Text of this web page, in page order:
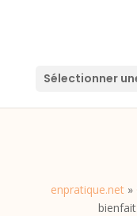
Sélectionner
enpratique.net »